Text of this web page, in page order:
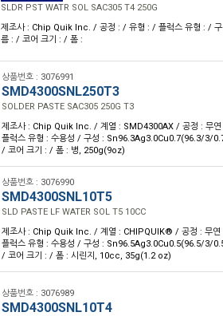
SLDR PST WATR SOL SAC305 T4 250G
제조사 : Chip Quik Inc. / 공정 : / 유형 : / 플럭스 유형 : /
름 : / 코어 크기 : / 폼 :
상품번호 : 3076991
SMD4300SNL250T3
SOLDER PASTE SAC305 250G T3
제조사 : Chip Quik Inc. / 계열 : SMD4300AX / 공정 : 무연
플럭스 유형 : 수용성 / 구성 : Sn96.3Ag3.0Cu0.7(96.3/3/
/ 코어 크기 : / 폼 : 병, 250g(9oz)
상품번호 : 3076990
SMD4300SNL10T5
SLD PASTE LF WATER SOL T5 10CC
제조사 : Chip Quik Inc. / 계열 : CHIPQUIK® / 공정 : 무연
플럭스 유형 : 수용성 / 구성 : Sn96.5Ag3.0Cu0.5(96.5/3/
/ 코어 크기 : / 폼 : 시린지, 10cc, 35g(1.2 oz)
상품번호 : 3076989
SMD4300SNL10T4